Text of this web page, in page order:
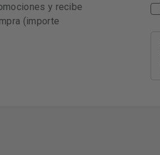
y recibe
(importe